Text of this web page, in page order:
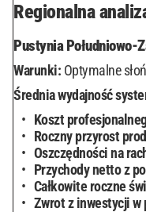
Regionalna
Pustynia Południowo-
Warunki: Optymalne
Średnia wydajność
Koszt
Roczny przyrost
Oszczędności na
Przychody netto z
Całkowite roczne
Zwrot z inwestycji w